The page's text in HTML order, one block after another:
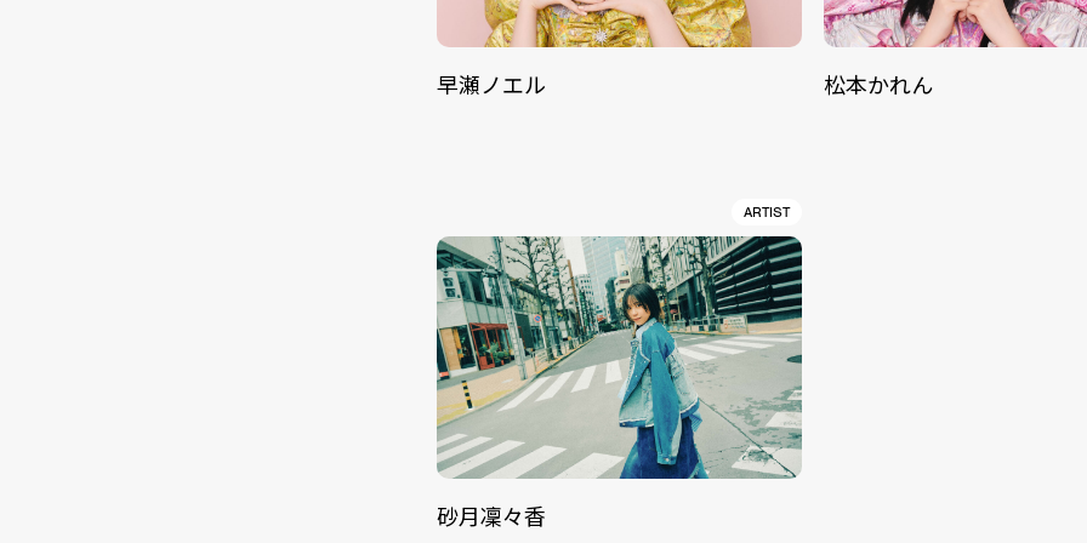
早瀬ノエル 松本かれん
ARTIST
砂月凜々香